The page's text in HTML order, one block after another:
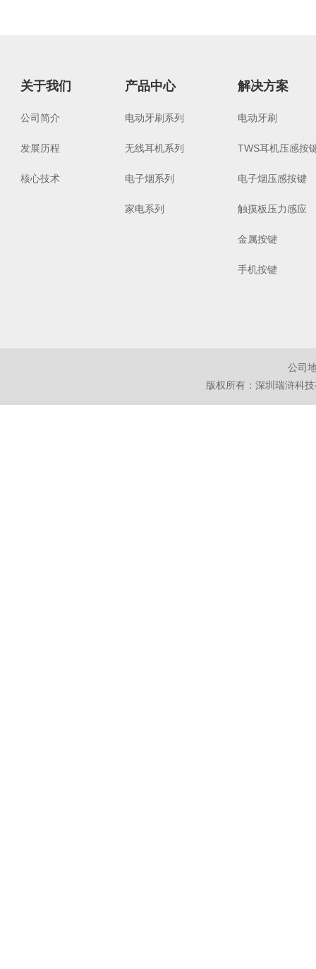
关于我们
公司简介
发展历程
核心技术
产品中心
电动牙刷系列
无线耳机系列
电子烟系列
家电系列
解决方案
电动牙刷
TWS耳机压感按
电子烟压感按键
触摸板压力感应
金属按键
手机按键
公司
版权所有：深圳瑞浒